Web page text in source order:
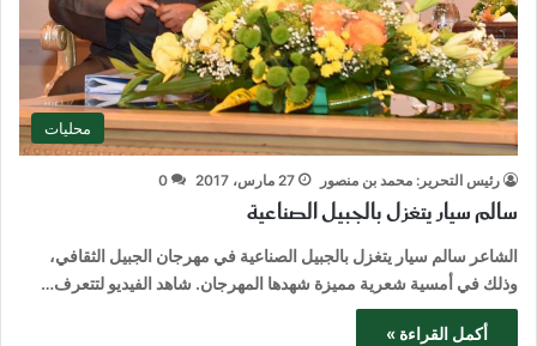
محليات
رئيس التحرير: محمد بن منصور 27 مارس، 2017 0
سالم سيار يتغزل بالجبيل الصناعية
الشاعر سالم سيار يتغزل بالجبيل الصناعية في مهرجان الجبيل الثقافي،
وذلك في أمسية شعرية مميزة شهدها المهرجان. شاهد الفيديو لتتعرف…
أكمل القراءة »